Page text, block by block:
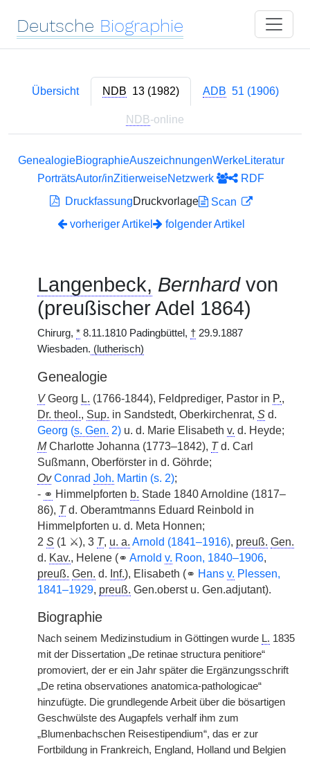
Deutsche Biographie
Übersicht NDB 13 (1982) ADB 51 (1906)
NDB-online
GenealogieBiographieAuszeichnungenWerkeLiteratur
PorträtsAutor/inZitierweiseNetzwerk
RDF
DruckfassungDruckvorlage
Scan
vorheriger Artikel
folgender Artikel
Langenbeck, Bernhardvon
(preußischer Adel 1864)
Chirurg, * 8.11.1810 Padingbüttel, † 29.9.1887
Wiesbaden. (lutherisch)
Genealogie
VGeorg L. (1766-1844), Feldprediger, Pastor in P.,
Dr. theol., Sup. in Sandstedt, Oberkirchenrat, S d.
Georg (s. Gen. 2) u. d. Marie Elisabeth v. d. Heyde;
MCharlotte Johanna (1773–1842), Td. Carl
Sußmann, Oberförster in d. Göhrde;
Ov Conrad Joh. Martin (s. 2);
- ⚭ Himmelpforten b. Stade 1840 Arnoldine (1817–
86), Td. Oberamtmanns Eduard Reinbold in
Himmelpforten u. d. Meta Honnen;
2 S (1 ⚔), 3 T, u. a. Arnold (1841–1916), preuß. Gen.
d. Kav., Helene (⚭ Arnold v. Roon, 1840–1906,
preuß. Gen. d. Inf.), Elisabeth (⚭ Hans v. Plessen,
1841–1929, preuß. Gen.oberst u. Gen.adjutant).
Biographie
Nach seinem Medizinstudium in Göttingen wurde L. 1835
mit der Dissertation „De retinae structura penitiore“
promoviert, der er ein Jahr später die Ergänzungsschrift
„De retina observationes anatomica-pathologicae“
hinzufügte. Die grundlegende Arbeit über die bösartigen
Geschwülste des Augapfels verhalf ihm zum
„Blumenbachschen Reisestipendium“, das er zur
Fortbildung in Frankreich, England, Holland und Belgien